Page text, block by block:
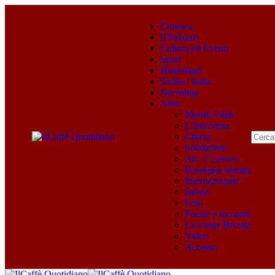
Cronaca
Il Palazzo
Cultura ed Eventi
Sport
Hinterland
Sicilia / Italia
Necrologi
Altro
Mondi Vitali
L’Intervista
Chiesa
Solidarietà
Art. 1 Lavoro
Rassegna stampa
Internazionale
Salute
Foto
Poesie e racconti
Le vostre Ricette
Video
Accesso